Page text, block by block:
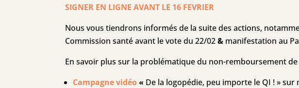
SIGNER EN LIGNE AVANT LE 16 FEVRIER
Nous vous tiendrons informés de la suite des actions,
Commission santé avant le vote du 22/02 & manifestation au
En savoir plus sur la problématique du non-remboursement
Campagne vidéo « De la logopédie, peu importe le QI ! » sur